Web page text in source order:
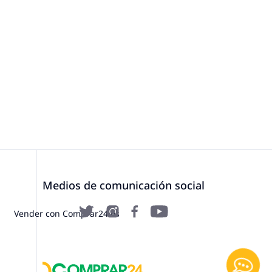
Vender con Comprar24.es
Medios de comunicación social